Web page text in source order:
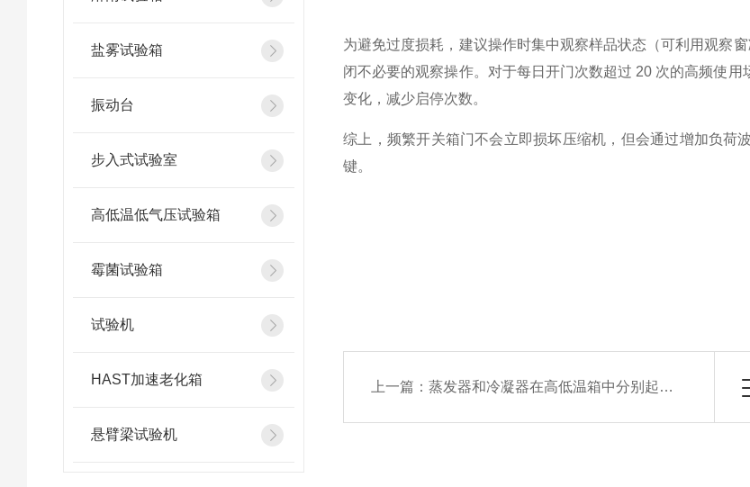
盐雾试验箱
振动台
步入式试验室
高低温低气压试验箱
霉菌试验箱
试验机
HAST加速老化箱
悬臂梁试验机
为避免过度损耗，建议操作时集中观察样品状态（可利用观察
闭不必要的观察操作。对于每日开门次数超过 20 次的高频使
变化，减少启停次数。
综上，频繁开关箱门不会立即损坏压缩机，但会通过增加负荷
键。
上一篇：蒸发器和冷凝器在高低温箱中分别起什么作用？